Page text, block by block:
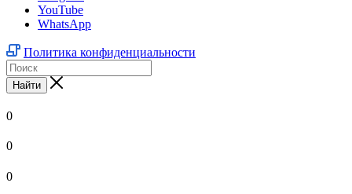
YouTube
WhatsApp
Политика конфиденциальности
Найти
0
0
0